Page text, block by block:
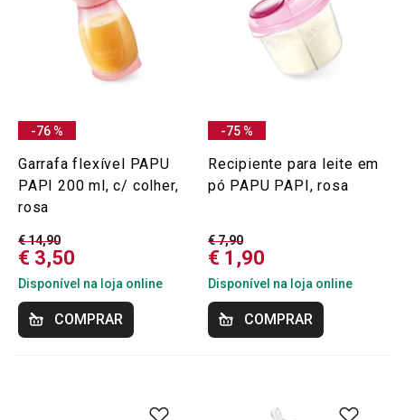
-76 %
Garrafa flexível PAPU
PAPI 200 ml, c/ colher,
rosa
€ 14,90
€ 3,50
Disponível na loja online
COMPRAR
-75 %
Recipiente para leite em
pó PAPU PAPI, rosa
€ 7,90
€ 1,90
Disponível na loja online
COMPRAR